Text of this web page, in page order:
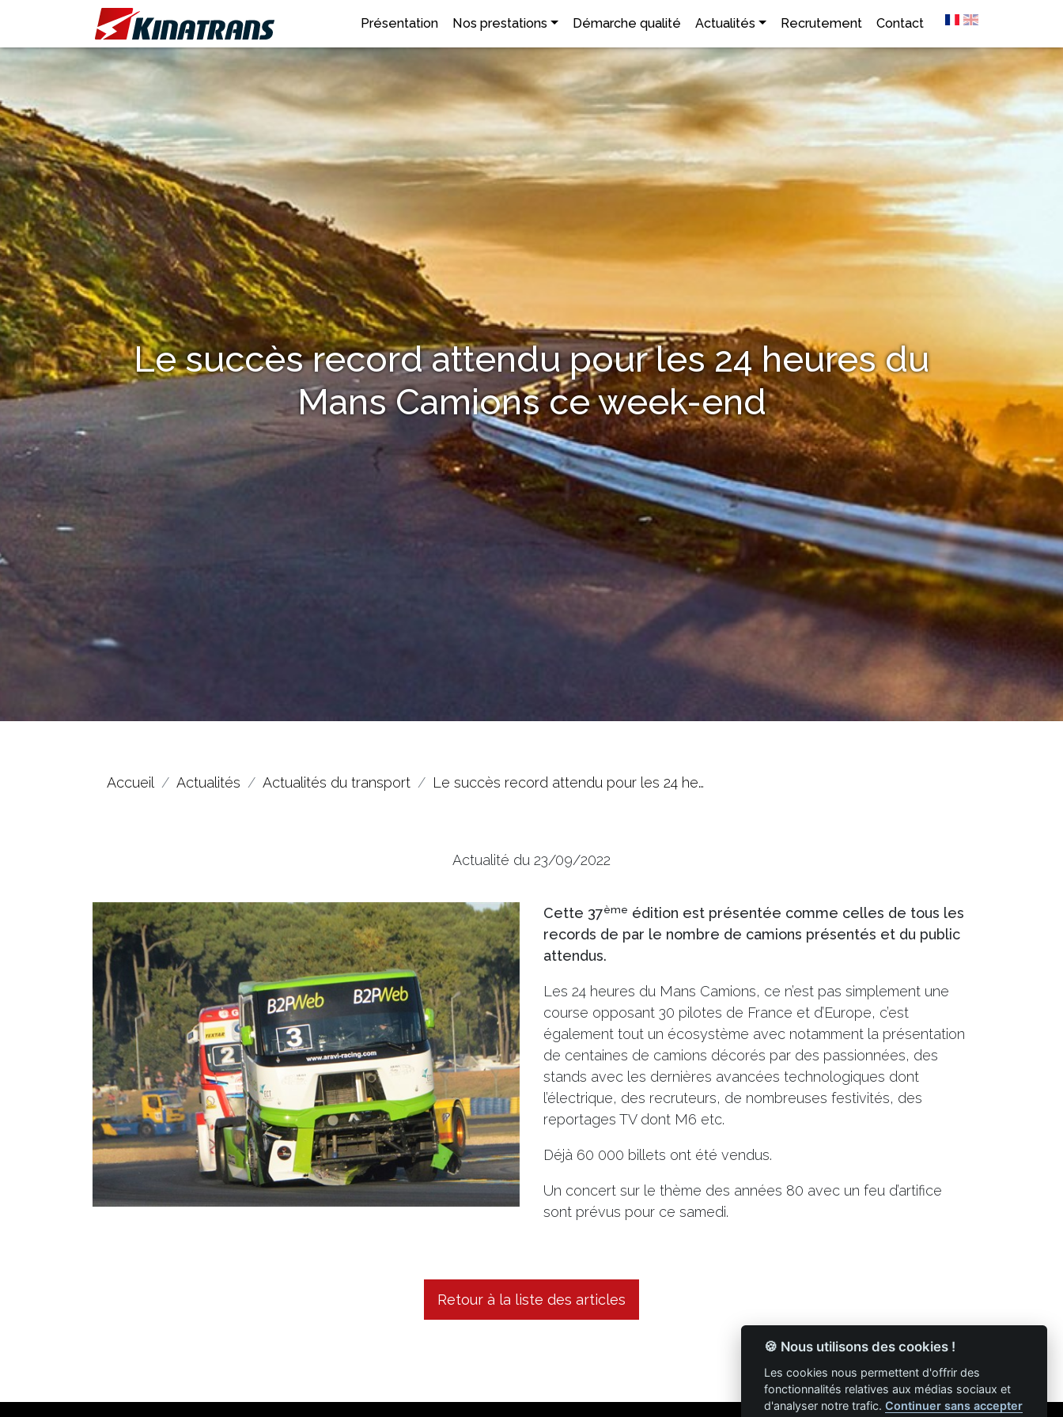
Présentation Nos prestations Démarche qualité Actualités Recrutement Contact
Le succès record attendu pour les 24 heures du
Mans Camions ce week-end
Accueil Actualités Actualités du transport Le succès record attendu pour les 24 he…
Actualité du 23/09/2022
Cette 37ème édition est présentée comme celles de tous les
records de par le nombre de camions présentés et du public
attendus.
Les 24 heures du Mans Camions, ce n’est pas simplement une
course opposant 30 pilotes de France et d’Europe, c’est
également tout un écosystème avec notamment la présentation
de centaines de camions décorés par des passionnées, des
stands avec les dernières avancées technologiques dont
l’électrique, des recruteurs, de nombreuses festivités, des
reportages TV dont M6 etc.
Déjà 60 000 billets ont été vendus.
Un concert sur le thème des années 80 avec un feu d’artifice
sont prévus pour ce samedi.
Retour à la liste des articles
🍪 Nous utilisons des cookies !
Les cookies nous permettent d'offrir des
fonctionnalités relatives aux médias sociaux et
d'analyser notre trafic. Continuer sans accepter